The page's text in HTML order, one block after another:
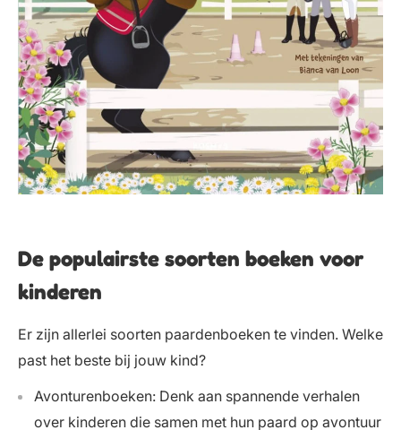
De populairste soorten boeken voor
kinderen
Er zijn allerlei soorten paardenboeken te vinden. Welke
past het beste bij jouw kind?
Avonturenboeken: Denk aan spannende verhalen
over kinderen die samen met hun paard op avontuur